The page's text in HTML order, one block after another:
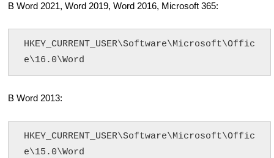
В Word 2021, Word 2019, Word 2016, Microsoft 365:
HKEY_CURRENT_USER\Software\Microsoft\Offic
e\16.0\Word
В Word 2013:
HKEY_CURRENT_USER\Software\Microsoft\Offic
e\15.0\Word